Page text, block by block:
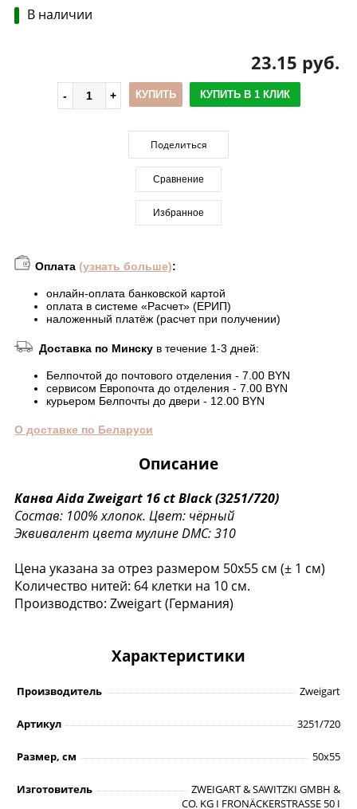
В наличии
23.15 руб.
КУПИТЬ КУПИТЬ В 1 КЛИК
Поделиться
Сравнение
Избранное
Оплата (узнать больше):
онлайн-оплата банковской картой
оплата в системе «Расчет» (ЕРИП)
наложенный платёж (расчет при получении)
Доставка по Минску в течение 1-3 дней:
Белпочтой до почтового отделения - 7.00 BYN
сервисом Европочта до отделения - 7.00 BYN
курьером Белпочты до двери - 12.00 BYN
О доставке по Беларуси
Описание
Канва Aida Zweigart 16 ct Black (3251/720)
Состав: 100% хлопок. Цвет: чёрный
Эквивалент цвета мулине DMC: 310
Цена указана за отрез размером 50х55 см (± 1 см)
Количество нитей: 64 клетки на 10 см.
Производство: Zweigart (Германия)
Характеристики
Производитель Zweigart
Артикул 3251/720
Размер, см 50х55
Изготовитель
ZWEIGART & SAWITZKI GMBH &
CO. KG I FRONÄCKERSTRASSE 50 I